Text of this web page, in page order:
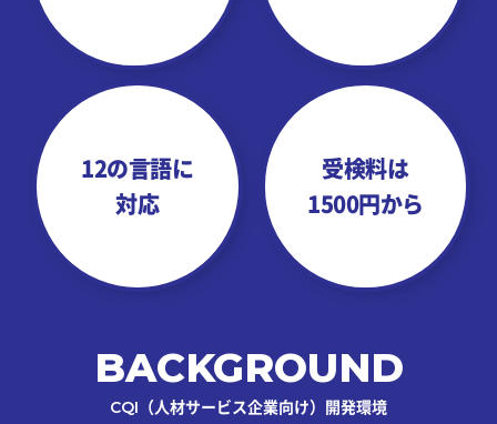
12の言語に
対応
受検料は
1500円から
BACKGROUND
CQI（人材サービス企業向け）開発環境